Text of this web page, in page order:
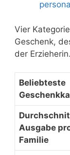
Vier
Geschenk,
der Erzieherin.
Beliebteste
Ausgabe
Familie